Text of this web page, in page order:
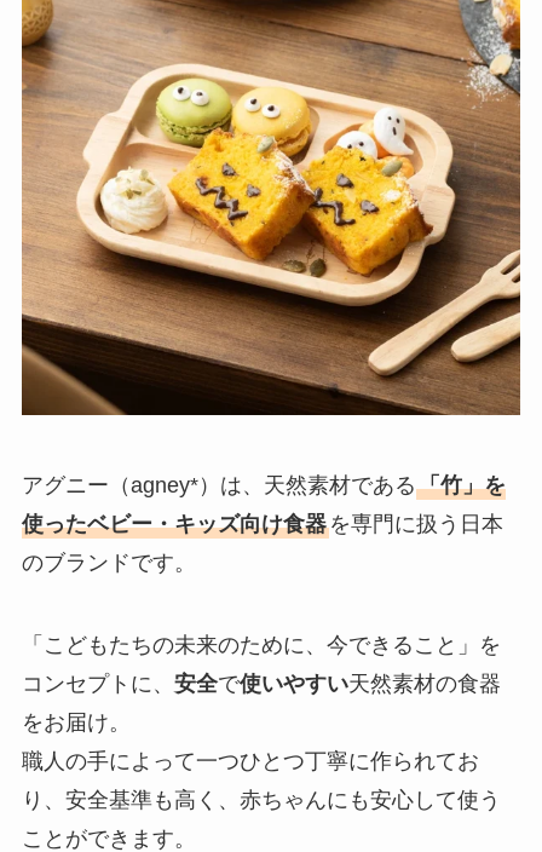
アグニー（agney*）は、天然素材である「竹」を
使ったベビー・キッズ向け食器を専門に扱う日本
のブランドです。
「こどもたちの未来のために、今できること」を
コンセプトに、 安全で使いやすい天然素材の食器
をお届け。
職人の手によって一つひとつ丁寧に作られてお
り、安全基準も高く、赤ちゃんにも安心して使う
ことができます。